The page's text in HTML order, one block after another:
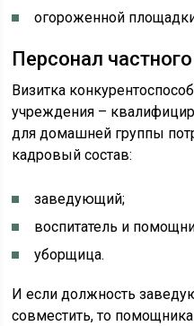
огороженной
Персонал
Визитка
учреждения –
для домашней группы
кадровый состав:
заведующий;
воспитатель и
уборщица.
И если должность
совместить, то